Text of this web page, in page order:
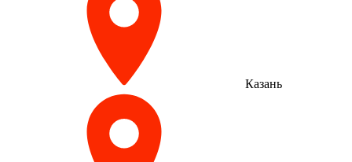
Казань